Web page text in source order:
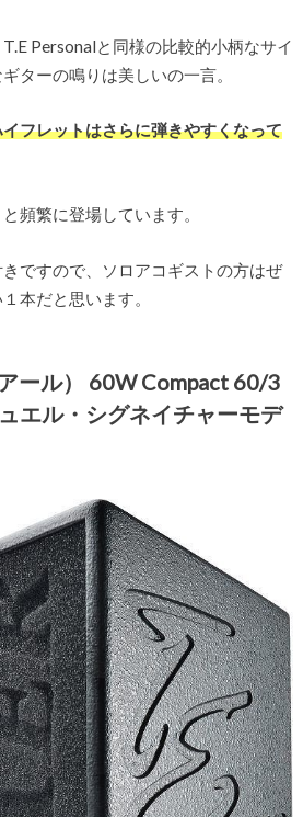
Personalと同様の比較的小柄なサイ
ターの鳴りは美しいの一言。
フレットはさらに弾きやすくなって
頻繁に登場しています。
ですので、ソロアコギストの方はぜ
本だと思います。
ール） 60W Compact 60/3
エル・シグネイチャーモデ